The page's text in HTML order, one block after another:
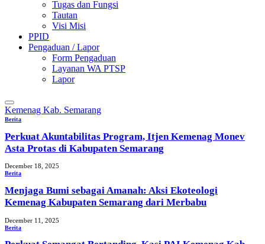
Tugas dan Fungsi
Tautan
Visi Misi
PPID
Pengaduan / Lapor
Form Pengaduan
Layanan WA PTSP
Lapor
Kemenag Kab. Semarang
Berita
Perkuat Akuntabilitas Program, Itjen Kemenag Monev
Asta Protas di Kabupaten Semarang
December 18, 2025
Berita
Menjaga Bumi sebagai Amanah: Aksi Ekoteologi
Kemenag Kabupaten Semarang dari Merbabu
December 11, 2025
Berita